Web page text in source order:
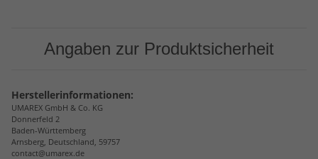
Angaben zur Produktsicherheit
Herstellerinformationen:
UMAREX GmbH & Co. KG
Donnerfeld 2
Baden-Württemberg
Arnsberg, Deutschland, 59757
contact@umarex.de